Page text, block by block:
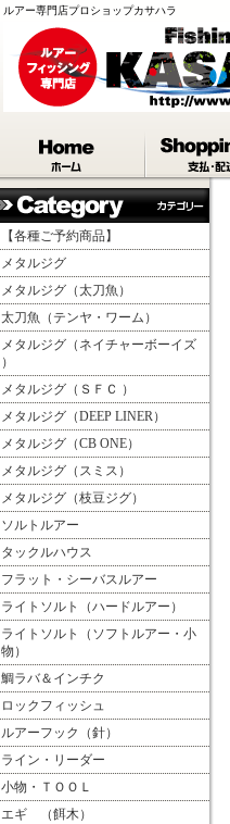
ルアー専門店プロショップカサハラ
【各種ご予約商品】
メタルジグ
メタルジグ（太刀魚）
太刀魚（テンヤ・ワーム）
メタルジグ（ネイチャーボーイズ
）
メタルジグ（ＳＦＣ ）
メタルジグ（DEEP LINER）
メタルジグ（CB ONE）
メタルジグ（スミス）
メタルジグ（枝豆ジグ）
ソルトルアー
タックルハウス
フラット・シーバスルアー
ライトソルト（ハードルアー）
ライトソルト（ソフトルアー・小
物）
鯛ラバ＆インチク
ロックフィッシュ
ルアーフック（針）
ライン・リーダー
小物・ＴＯＯＬ
エギ （餌木）